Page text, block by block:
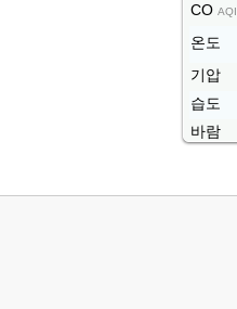
CO AQI
온도
기압
습도
바람